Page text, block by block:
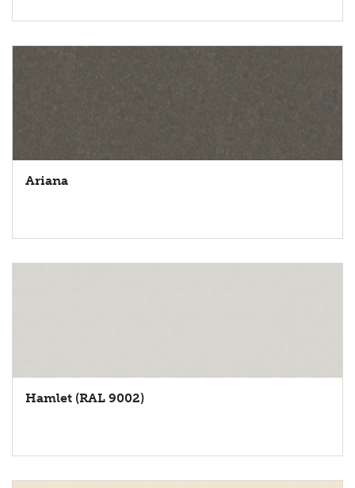
Ariana
Hamlet (RAL 9002)